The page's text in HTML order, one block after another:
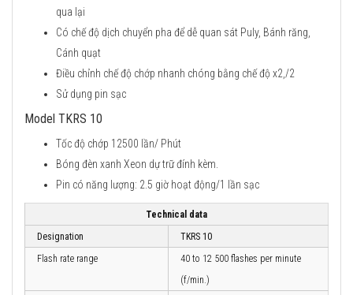
qua lại
Có chế độ dịch chuyển pha để dễ quan sát Puly, Bánh răng,
Cánh quạt
Điều chỉnh chế độ chớp nhanh chóng bằng chế độ x2,/2
Sử dụng pin sạc
Model TKRS 10
Tốc độ chớp 12500 lần/ Phút
Bóng đèn xanh Xeon dự trữ đính kèm.
Pin có năng lượng: 2.5 giờ hoạt động/1 lần sạc
Technical data
Designation
TKRS 10
Flash rate range
40 to 12 500 flashes per minute
(f/min.)